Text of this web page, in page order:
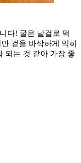
다! 굴은 날걸로 먹
겉을 바삭하게 익히
되는 것 같아 가장 좋